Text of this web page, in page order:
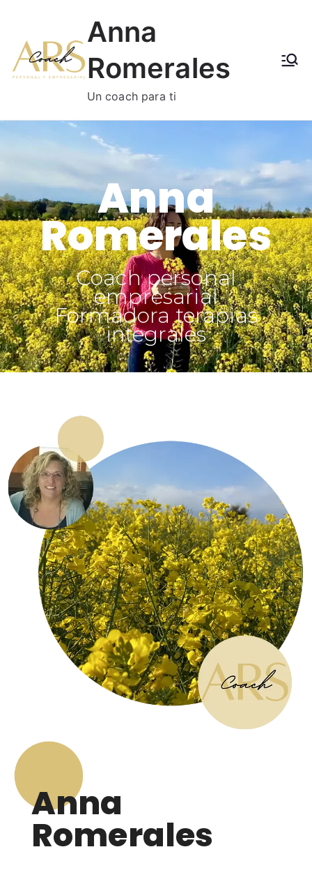
Anna
Romerales
Un coach para ti
Anna
Romerales
Coach personal
empresarial
Formadora terapias
integrales
Anna
Romerales